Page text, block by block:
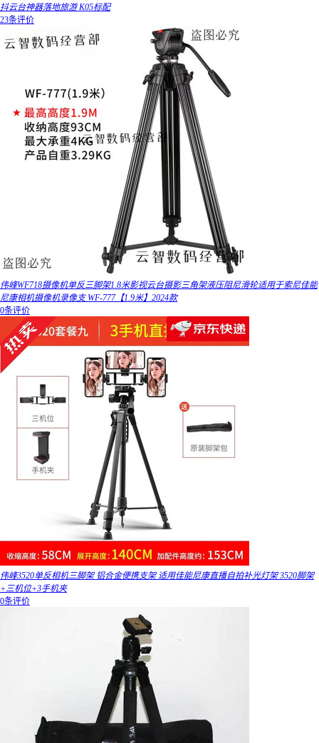
抖云台神器落地旅游 K05标配
23条评价
伟峰WF718摄像机单反三脚架1.8米影视云台摄影三角架液压阻尼滑轮适用于索尼佳能
尼康相机摄像机录像支 WF-777【1.9米】2024款
0条评价
伟峰3520单反相机三脚架 铝合金便携支架 适用佳能尼康直播自拍补光灯架 3520脚架
+三机位+3手机夹
0条评价